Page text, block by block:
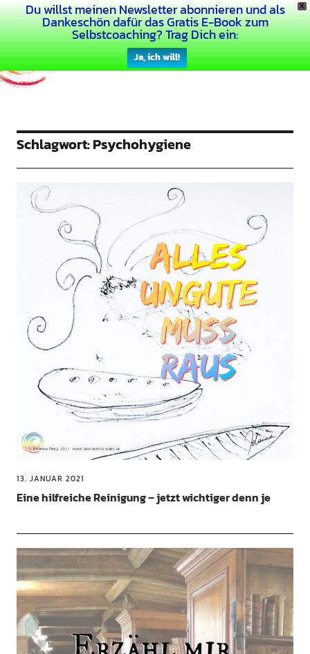
X
Du willst meinen Newsletter abonnieren und als
Dankeschön dafür das Gratis E-Book zum
Selbstcoaching? Trag Dich ein:
Ja, ich will!
Dein Buntes Leben
Schlagwort:Psychohygiene
13. JANUAR 2021
Eine hilfreiche Reinigung – jetzt wichtiger denn je